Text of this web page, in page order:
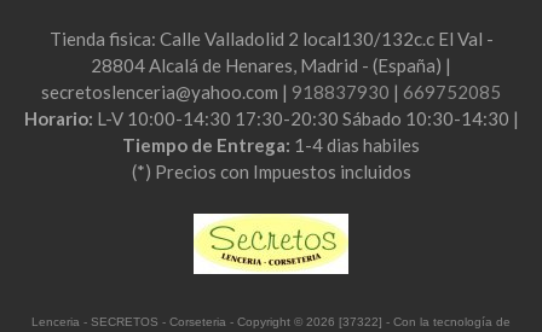
Tienda fisica: Calle Valladolid 2 local130/132c.c El Val -
28804 Alcalá de Henares, Madrid - (España) |
secretoslenceria@yahoo.com | 918837930 | 669752085
Horario: L-V 10:00-14:30 17:30-20:30 Sábado 10:30-14:30 |
Tiempo de Entrega: 1-4 dias habiles
(*) Precios con Impuestos incluidos
Lenceria - SECRETOS - Corseteria - Copyright © 2026 [37322] - Con la tecnología de